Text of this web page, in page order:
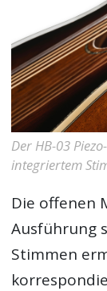
Der HB-03
integriertem
Die offenen
Ausführung
Stimmen